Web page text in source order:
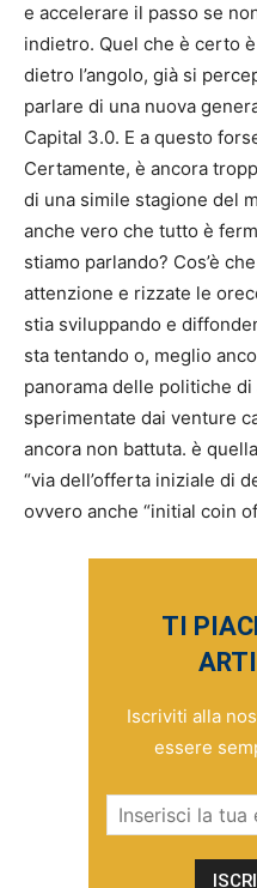
e accelerare il passo se
indietro. Quel che è certo
dietro l’angolo, già si
parlare di una nuova
Capital 3.0. E a questo
Certamente, è ancora
di una simile stagione del
anche vero che tutto è
stiamo parlando? Cos’è
attenzione e rizzate le
stia sviluppando e
sta tentando o, meglio
panorama delle politiche
sperimentate dai venture
ancora non battuta. è
“via dell’offerta iniziale di
ovvero anche “initial coin
TI
Iscriviti alla
essere